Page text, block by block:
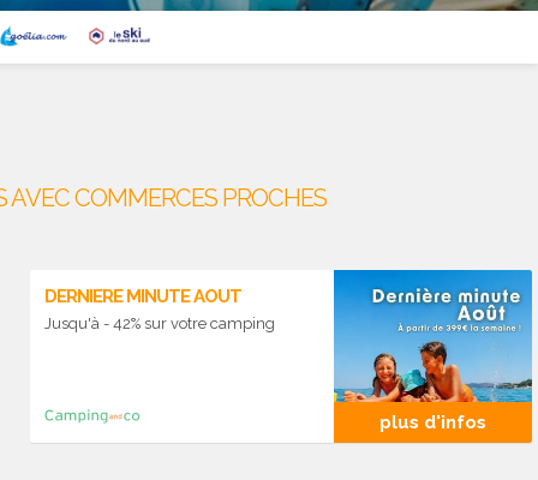
COMMERCES PROCHES
DERNIERE MINUTE AOUT
Jusqu'à - 42% sur votre camping
plus d'infos